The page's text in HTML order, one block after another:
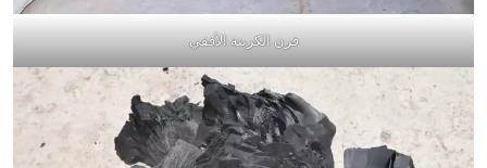
فرن الكربنة الأفقي